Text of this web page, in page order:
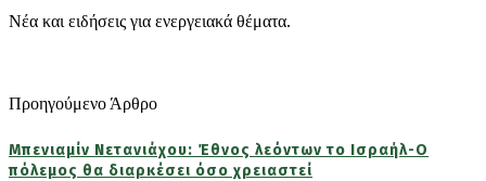
Νέα και ειδήσεις για ενεργειακά θέματα.
Προηγούμενο Άρθρο
Μπενιαμίν Νετανιάχου: Έθνος λεόντων το Ισραήλ-Ο
πόλεμος θα διαρκέσει όσο χρειαστεί